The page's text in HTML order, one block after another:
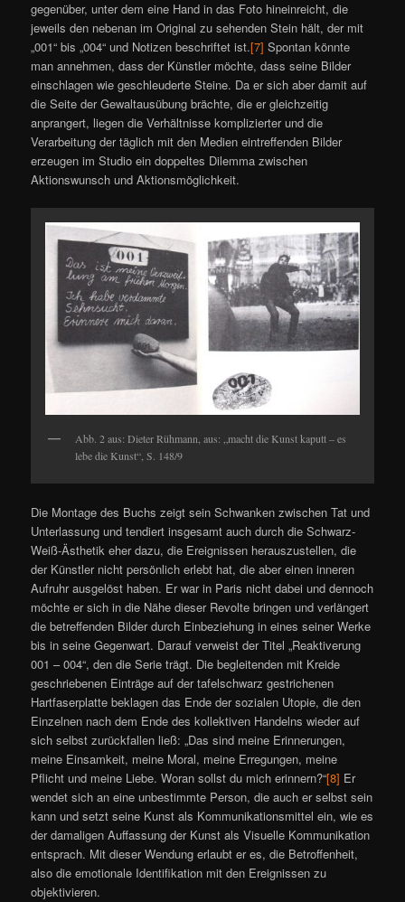
gegenüber, unter dem eine Hand in das Foto hineinreicht, die
jeweils den nebenan im Original zu sehenden Stein hält, der mit
„001“ bis „004“ und Notizen beschriftet ist.[7] Spontan könnte
man annehmen, dass der Künstler möchte, dass seine Bilder
einschlagen wie geschleuderte Steine. Da er sich aber damit auf
die Seite der Gewaltausübung brächte, die er gleichzeitig
anprangert, liegen die Verhältnisse komplizierter und die
Verarbeitung der täglich mit den Medien eintreffenden Bilder
erzeugen im Studio ein doppeltes Dilemma zwischen
Aktionswunsch und Aktionsmöglichkeit.
Abb. 2 aus: Dieter Rühmann, aus: „macht die Kunst kaputt – es
lebe die Kunst“, S. 148/9
Die Montage des Buchs zeigt sein Schwanken zwischen Tat und
Unterlassung und tendiert insgesamt auch durch die Schwarz-
Weiß-Ästhetik eher dazu, die Ereignissen herauszustellen, die
der Künstler nicht persönlich erlebt hat, die aber einen inneren
Aufruhr ausgelöst haben. Er war in Paris nicht dabei und dennoch
möchte er sich in die Nähe dieser Revolte bringen und verlängert
die betreffenden Bilder durch Einbeziehung in eines seiner Werke
bis in seine Gegenwart. Darauf verweist der Titel „Reaktiverung
001 – 004“, den die Serie trägt. Die begleitenden mit Kreide
geschriebenen Einträge auf der tafelschwarz gestrichenen
Hartfaserplatte beklagen das Ende der sozialen Utopie, die den
Einzelnen nach dem Ende des kollektiven Handelns wieder auf
sich selbst zurückfallen ließ: „Das sind meine Erinnerungen,
meine Einsamkeit, meine Moral, meine Erregungen, meine
Pflicht und meine Liebe. Woran sollst du mich erinnern?“[8] Er
wendet sich an eine unbestimmte Person, die auch er selbst sein
kann und setzt seine Kunst als Kommunikationsmittel ein, wie es
der damaligen Auffassung der Kunst als Visuelle Kommunikation
entsprach. Mit dieser Wendung erlaubt er es, die Betroffenheit,
also die emotionale Identifikation mit den Ereignissen zu
objektivieren.